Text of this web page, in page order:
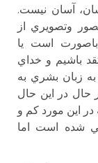
آسان نيست.
وتصويري از
باصورت است يا
باشيم و خداي
زبان بشري به
در اين حال
اين مورد كم و
شده است اما